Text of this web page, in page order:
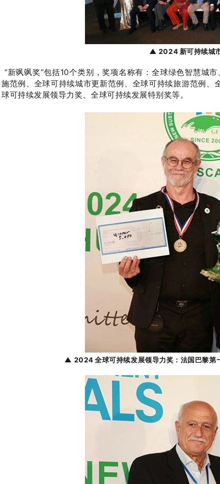
▲ 2024 新可持续城
“新飒飒奖”包括10个类别，奖项名称有：全球绿色智慧城
施范例、全球可持续城市更新范例、全球可持续旅游范例
球可持续发展领导力奖、全球可持续发展特别奖等。
▲ 2024 全球可持续发展领导力奖：法国巴黎第